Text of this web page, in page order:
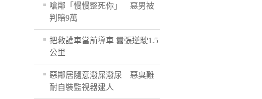
嗆鄰「慢慢整死你」 惡男被
判賠9萬
把救護車當前導車 囂張逆駛1.5
公里
惡鄰居隨意潑屎潑尿 惡臭難
耐自裝監視器逮人